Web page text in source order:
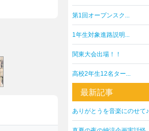
第1回オープンスク...
1年生対象進路説明...
関東大会出場！！
高校2年生12名ター...
最新記事
ありがとうを音楽にのせて♪